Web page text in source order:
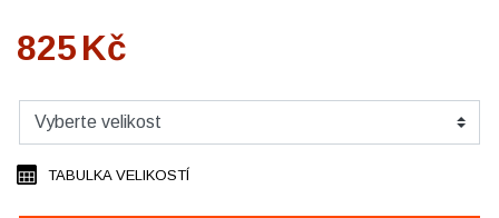
825Kč
TABULKA VELIKOSTÍ